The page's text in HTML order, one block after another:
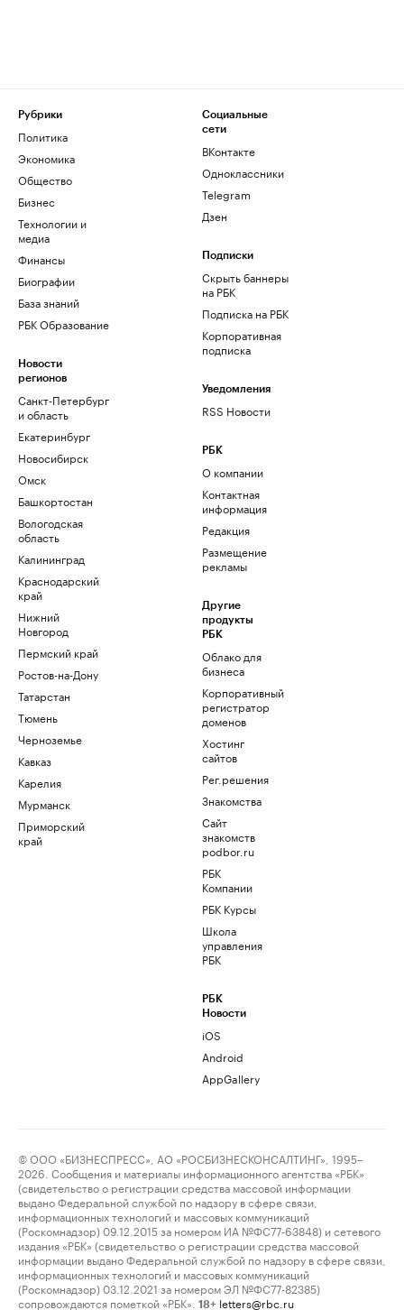
Рубрики
Политика
Экономика
Общество
Бизнес
Технологии и
медиа
Финансы
Биографии
База знаний
РБК Образование
Новости
регионов
Санкт-Петербург
и область
Екатеринбург
Новосибирск
Омск
Башкортостан
Вологодская
область
Калининград
Краснодарский
край
Нижний
Новгород
Пермский край
Ростов-на-Дону
Татарстан
Тюмень
Черноземье
Кавказ
Карелия
Мурманск
Приморский
край
Социальные
сети
ВКонтакте
Одноклассники
Telegram
Дзен
Подписки
Скрыть баннеры
на РБК
Подписка на РБК
Корпоративная
подписка
Уведомления
RSS Новости
РБК
О компании
Контактная
информация
Редакция
Размещение
рекламы
Другие
продукты
РБК
Облако для
бизнеса
Корпоративный
регистратор
доменов
Хостинг
сайтов
Рег.решения
Знакомства
Сайт
знакомств
podbor.ru
РБК
Компании
РБК Курсы
Школа
управления
РБК
РБК
Новости
iOS
Android
AppGallery
© ООО «БИЗНЕСПРЕСС», АО «РОСБИЗНЕСКОНСАЛТИНГ», 1995–
2026. Сообщения и материалы информационного агентства «РБК»
(свидетельство о регистрации средства массовой информации
выдано Федеральной службой по надзору в сфере связи,
информационных технологий и массовых коммуникаций
(Роскомнадзор) 09.12.2015 за номером ИА №ФС77-63848) и сетевого
издания «РБК» (свидетельство о регистрации средства массовой
информации выдано Федеральной службой по надзору в сфере связи,
информационных технологий и массовых коммуникаций
(Роскомнадзор) 03.12.2021 за номером ЭЛ №ФС77-82385)
сопровождаются пометкой «РБК».
18+ letters@rbc.ru